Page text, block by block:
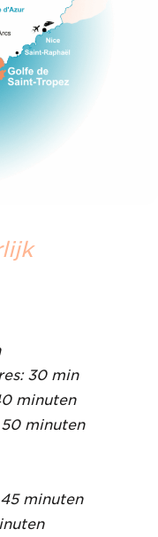
30 min
minuten
minuten
minuten